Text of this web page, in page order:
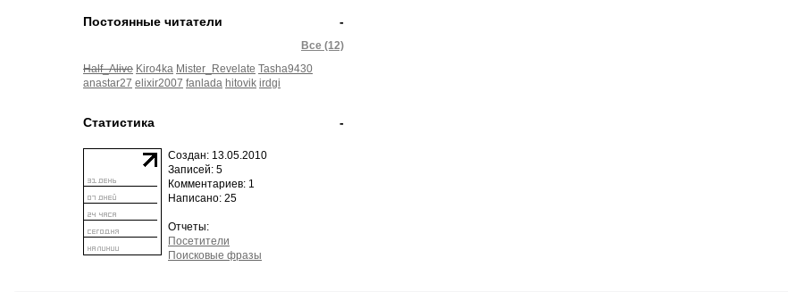
-
Постоянные читатели
Все (12)
Half_Alive Kiro4ka Mister_Revelate Tasha9430
anastar27 elixir2007 fanlada hitovik irdgi
-
Статистика
Создан: 13.05.2010
Записей: 5
Комментариев: 1
Написано: 25
Отчеты:
Посетители
Поисковые фразы